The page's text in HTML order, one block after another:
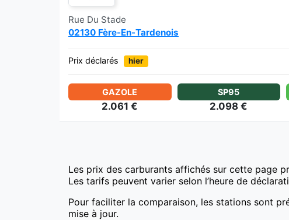
Rue Du Stade
02130 Fère-En-Tardenois
Prix déclarés hier
GAZOLE
2.061 €
SP95
2.098 €
Les prix des carburants affichés sur cette page
Les tarifs peuvent varier selon l’heure de
Pour faciliter la comparaison, les stations sont
mise à jour.